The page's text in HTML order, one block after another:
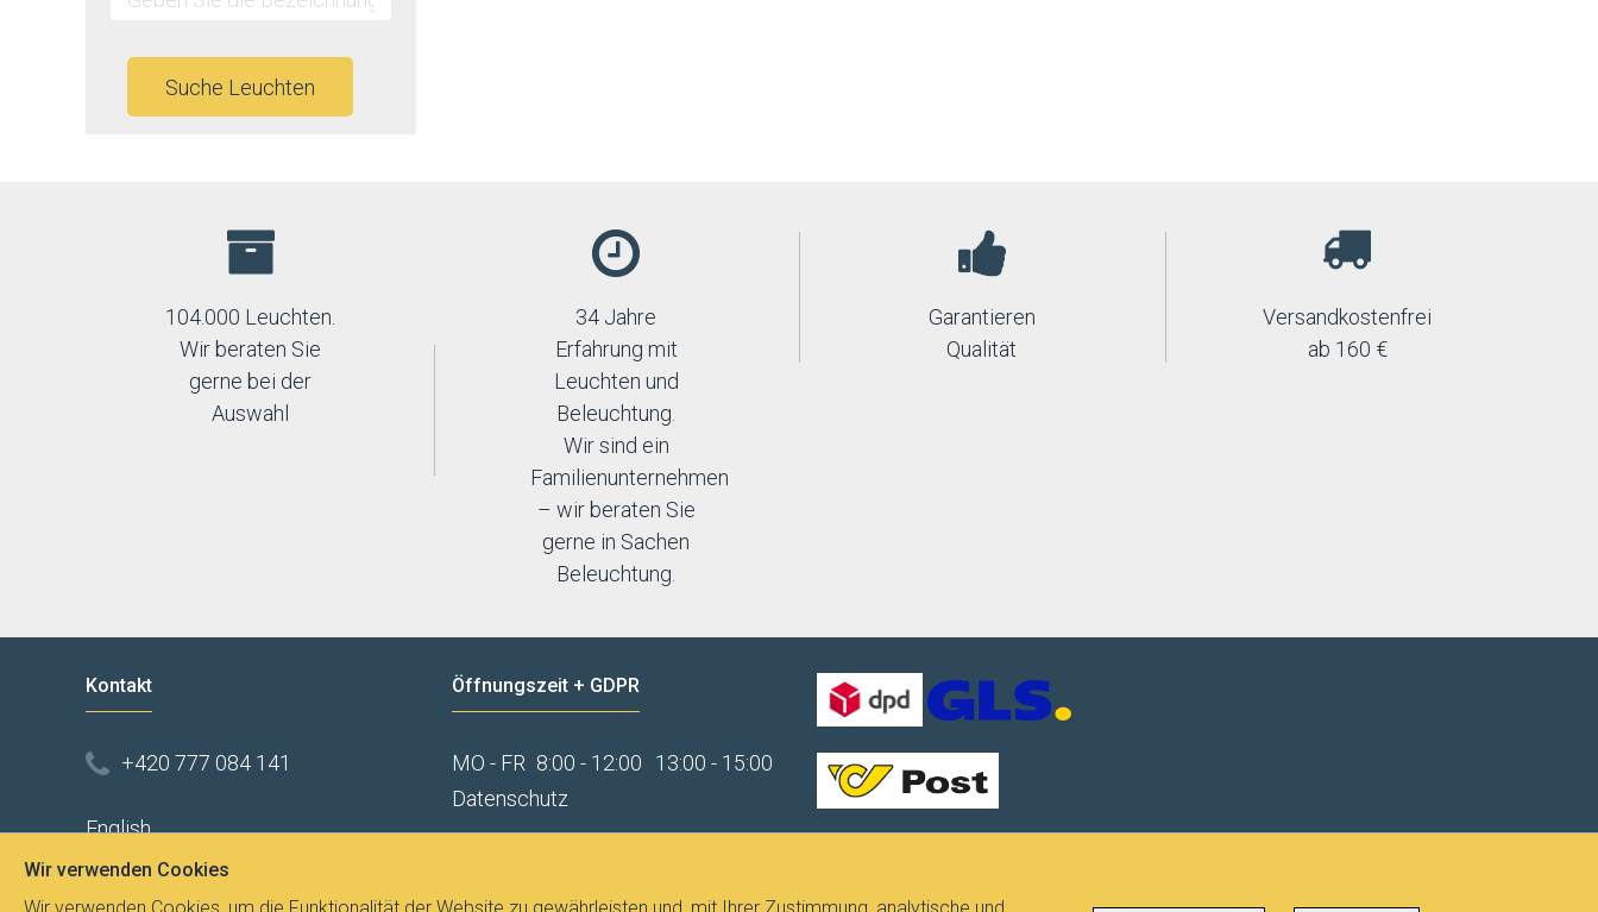
Suche Leuchten
104.000 Leuchten.
Wir beraten Sie
gerne bei der
Auswahl
34 Jahre
Erfahrung mit
Leuchten und
Beleuchtung.
Wir sind ein
Familienunternehmen
– wir beraten Sie
gerne in Sachen
Beleuchtung.
Garantieren
Qualität
Versandkostenfrei
ab 160 €
Kontakt
+420 777 084 141
English
info@svitidla.com
Öffnungszeit + GDPR
MO - FR 8:00 - 12:00
13:00 - 15:00
Datenschutz
Wir verwenden Cookies